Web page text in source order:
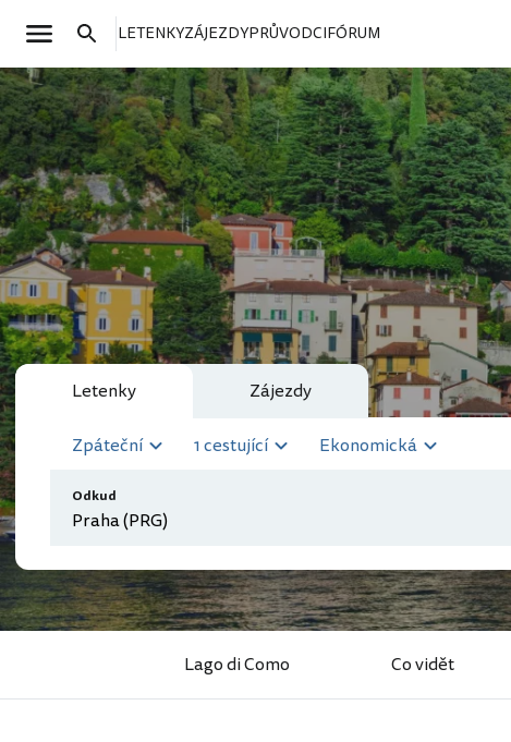
LETENKYZÁJEZDYPRŮVODCIFÓRUM
Letenky Zájezdy
Zpáteční 1 cestující Ekonomická
Odkud
Lago di Como Co vidět